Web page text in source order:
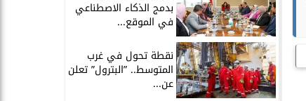
بدمج الذكاء الاصطناعي
في الموقع...
​نقطة تحول في غرب
المتوسط.. ”البترول” تعلن
عن...